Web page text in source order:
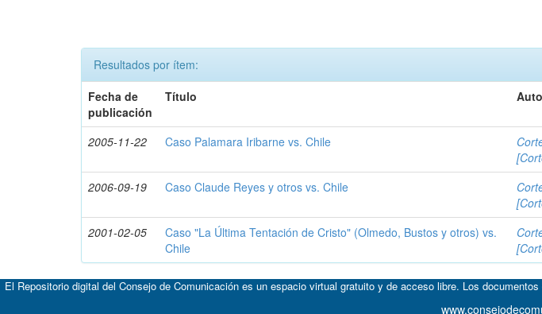
Resultados por ítem:
Fecha de
publicación
Título
2005-11-22 Caso Palamara Iribarne vs. Chile
2006-09-19
Caso Claude Reyes y otros vs. Chile
2001-02-05
Caso "La Última Tentación de Cristo" (Olmedo, Bustos y otros) vs.
Chile
El Repositorio digital del Consejo de Comunicación es un espacio virtual gratuito y de acceso libre. Los